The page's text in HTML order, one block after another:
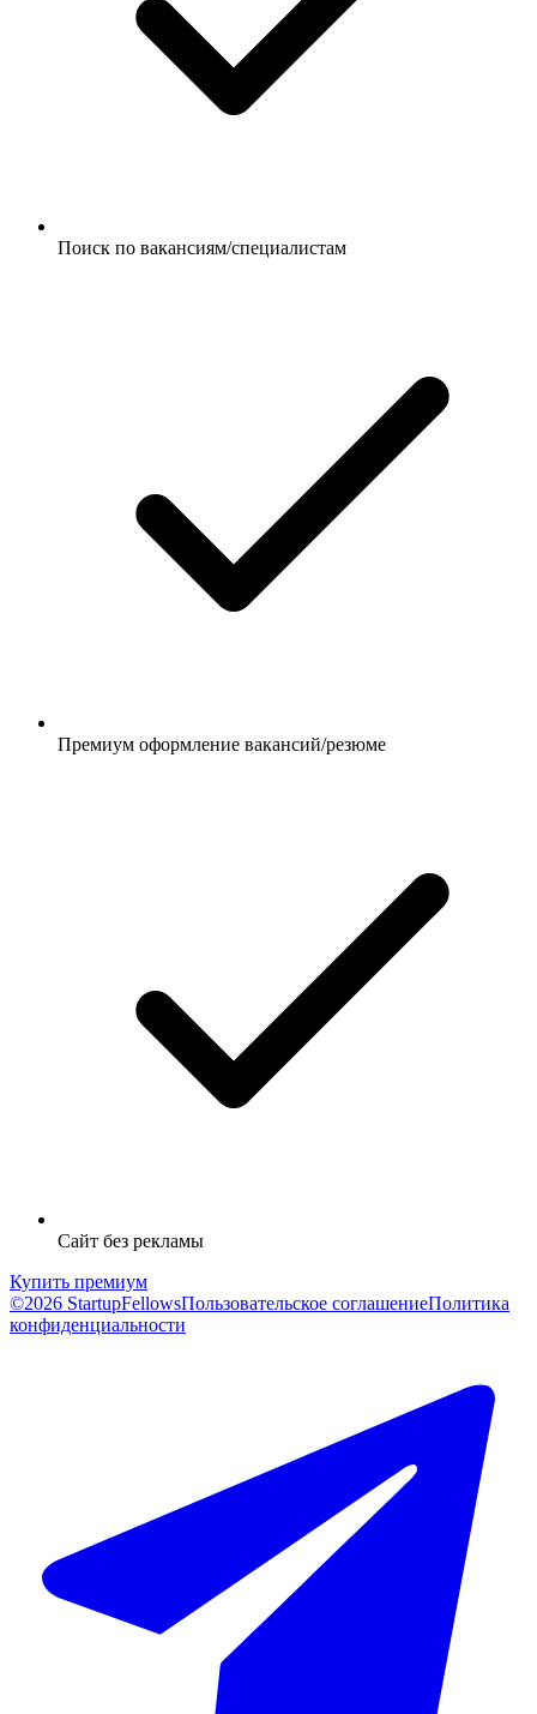
Поиск по вакансиям/специалистам
Премиум оформление вакансий/резюме
Сайт без рекламы
Купить премиум
©2026 StartupFellowsПользовательское соглашениеПолитика
конфиденциальности